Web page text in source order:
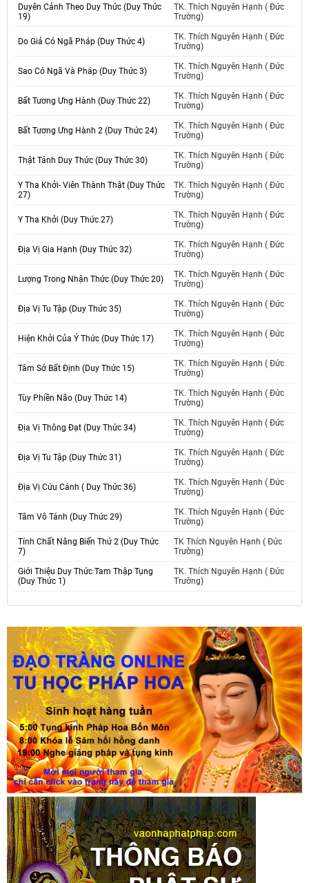
Duyên Cảnh Theo Duy Thức (Duy Thức
19)
TK. Thích Nguyên Hạnh ( Đức
Trường)
Do Giả Có Ngã Pháp (Duy Thức 4)
TK. Thích Nguyên Hạnh ( Đức
Trường)
Sao Có Ngã Và Pháp (Duy Thức 3)
TK. Thích Nguyên Hạnh ( Đức
Trường)
Bất Tương Ưng Hành (Duy Thức 22)
TK. Thích Nguyên Hạnh ( Đức
Trường)
Bất Tương Ưng Hành 2 (Duy Thức 24)
TK. Thích Nguyên Hạnh ( Đức
Trường)
Thật Tánh Duy Thức (Duy Thức 30)
TK. Thích Nguyên Hạnh ( Đức
Trường)
Y Tha Khởi- Viên Thành Thật (Duy Thức
27)
TK. Thích Nguyên Hạnh ( Đức
Trường)
Y Tha Khởi (Duy Thức 27)
TK. Thích Nguyên Hạnh ( Đức
Trường)
Địa Vị Gia Hạnh (Duy Thức 32)
TK. Thích Nguyên Hạnh ( Đức
Trường)
Lượng Trong Nhận Thức (Duy Thức 20)
TK. Thích Nguyên Hạnh ( Đức
Trường)
Địa Vị Tu Tập (Duy Thức 35)
TK. Thích Nguyên Hạnh ( Đức
Trường)
Hiện Khởi Của Ý Thức (Duy Thức 17)
TK. Thích Nguyên Hạnh ( Đức
Trường)
Tâm Sở Bất Định (Duy Thức 15)
TK. Thích Nguyên Hạnh ( Đức
Trường)
Tùy Phiền Não (Duy Thức 14)
TK. Thích Nguyên Hạnh ( Đức
Trường)
Địa Vị Thông Đạt (Duy Thức 34)
TK. Thích Nguyên Hạnh ( Đức
Trường)
Địa Vị Tu Tập (Duy Thức 31)
TK. Thích Nguyên Hạnh ( Đức
Trường)
Địa Vị Cứu Cánh ( Duy Thức 36)
TK. Thích Nguyên Hạnh ( Đức
Trường)
Tâm Vô Tánh (Duy Thức 29)
TK. Thích Nguyên Hạnh ( Đức
Trường)
Tính Chất Năng Biến Thứ 2 (Duy Thức
7)
TK Thích Nguyên Hạnh ( Đức
Trường)
Giới Thiệu Duy Thức Tam Thập Tụng
(Duy Thức 1)
TK. Thích Nguyên Hạnh ( Đức
Trường)